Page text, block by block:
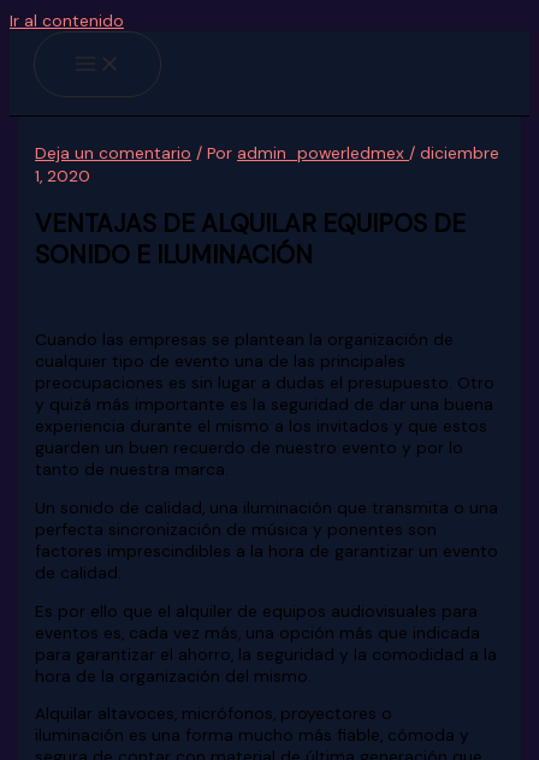
Ir al contenido
Deja un comentario / Por admin_powerledmex /diciembre
1, 2020
VENTAJAS DE ALQUILAR EQUIPOS DE
SONIDO E ILUMINACIÓN
Cuando las empresas se plantean la organización de
cualquier tipo de evento una de las principales
preocupaciones es sin lugar a dudas el presupuesto. Otro
y quizá más importante es la seguridad de dar una buena
experiencia durante el mismo a los invitados y que estos
guarden un buen recuerdo de nuestro evento y por lo
tanto de nuestra marca.
Un sonido de calidad, una iluminación que transmita o una
perfecta sincronización de música y ponentes son
factores imprescindibles a la hora de garantizar un evento
de calidad.
Es por ello que el alquiler de equipos audiovisuales para
eventos es, cada vez más, una opción más que indicada
para garantizar el ahorro, la seguridad y la comodidad a la
hora de la organización del mismo.
Alquilar altavoces, micrófonos, proyectores o
iluminación es una forma mucho más fiable, cómoda y